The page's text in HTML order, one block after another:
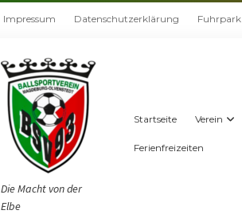
Impressum Datenschutzerklärung Fuhrpark
Die Macht von der
Elbe
Startseite Verein
Ferienfreizeiten